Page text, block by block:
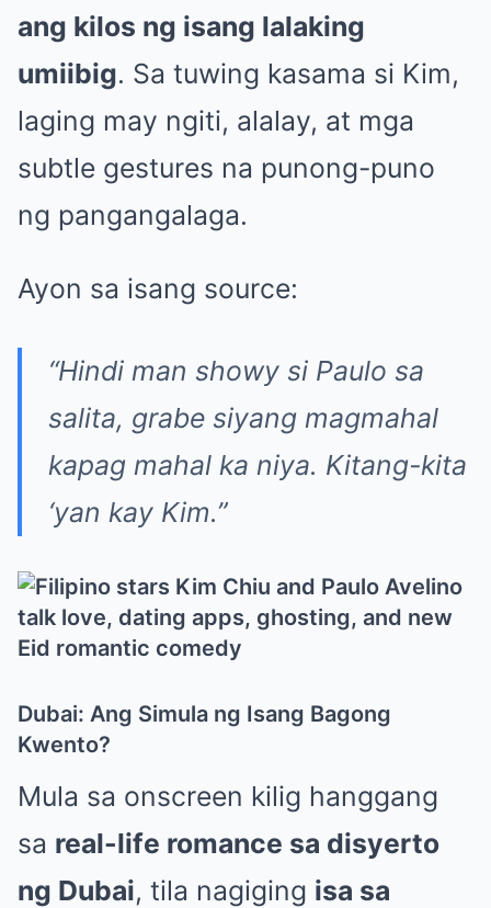
ang kilos ng isang lalaking
umiibig. Sa tuwing kasama si Kim,
laging may ngiti, alalay, at mga
subtle gestures na punong-puno
ng pangangalaga.
Ayon sa isang source:
“Hindi man showy si Paulo sa
salita, grabe siyang magmahal
kapag mahal ka niya. Kitang-kita
‘yan kay Kim.”
Dubai: Ang Simula ng Isang Bagong
Kwento?
Mula sa onscreen kilig hanggang
sa real-life romance sa disyerto
ng Dubai, tila nagiging isa sa